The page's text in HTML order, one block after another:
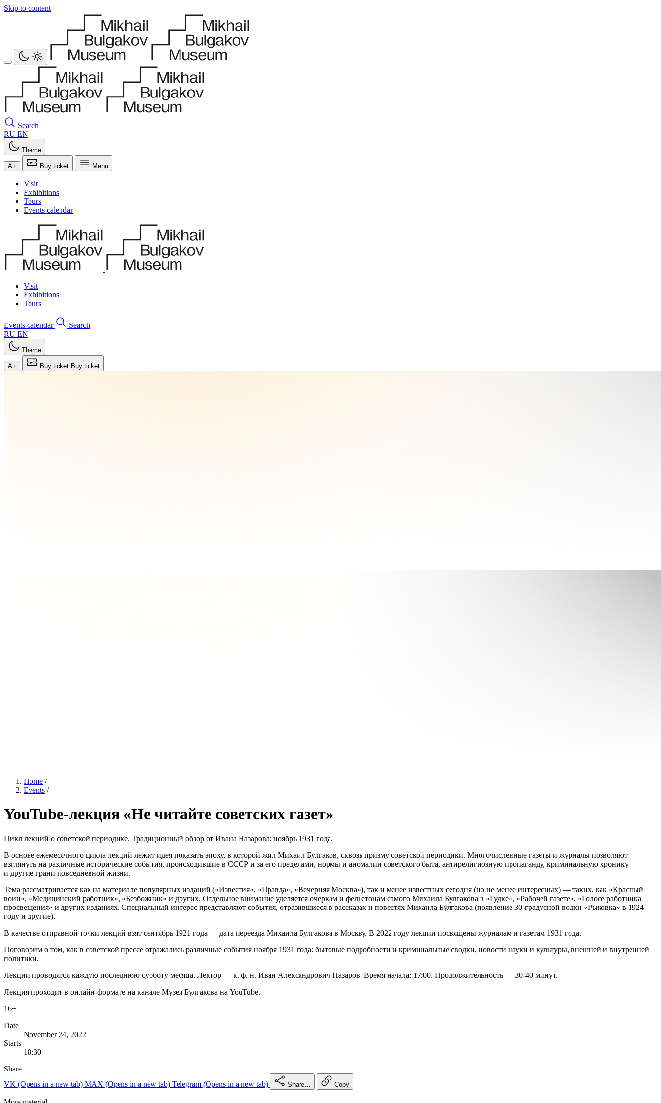
Skip to content
Search
RU EN
Theme
A+ Buy ticket Menu
Visit
Exhibitions
Tours
Events calendar
Visit
Exhibitions
Tours
Events calendar
Search
RU EN
Theme
A+ Buy ticket Buy ticket
Home /
Events /
YouTube-лекция «Не читайте советских газет»
Цикл лекций о советской периодике. Традиционный обзор от Ивана Назарова: ноябрь 1931 года.
В основе ежемесячного цикла лекций лежит идея показать эпоху, в которой жил Михаил Булгаков, сквозь призму советской периодики. Многочисленные газеты и журналы позволяют
взглянуть на различные исторические события, происходившие в СССР и за его пределами, нормы и аномалии советского быта, антирелигиозную пропаганду, криминальную хронику
и другие грани повседневной жизни.
Тема рассматривается как на материале популярных изданий («Известия», «Правда», «Вечерняя Москва»), так и менее известных сегодня (но не менее интересных) — таких, как «Красный
воин», «Медицинский работник», «Безбожник» и других. Отдельное внимание уделяется очеркам и фельетонам самого Михаила Булгакова в «Гудке», «Рабочей газете», «Голосе работника
просвещения» и других изданиях. Специальный интерес представляют события, отразившиеся в рассказах и повестях Михаила Булгакова (появление 30-градусной водки «Рыковка» в 1924
году и другие).
В качестве отправной точки лекций взят сентябрь 1921 года — дата переезда Михаила Булгакова в Москву. В 2022 году лекции посвящены журналам и газетам 1931 года.
Поговорим о том, как в советской прессе отражались различные события ноября 1931 года: бытовые подробности и криминальные сводки, новости науки и культуры, внешней и внутренней
политики.
Лекции проводятся каждую последнюю субботу месяца. Лектор — к. ф. н. Иван Александрович Назаров. Время начала: 17:00. Продолжительность — 30-40 минут.
Лекция проходит в онлайн‑формате на канале Музея Булгакова на YouTube.
16+
Date
November 24, 2022
Starts
18:30
Share
VK (Opens in a new tab) MAX (Opens in a new tab) Telegram (Opens in a new tab) Share… Copy